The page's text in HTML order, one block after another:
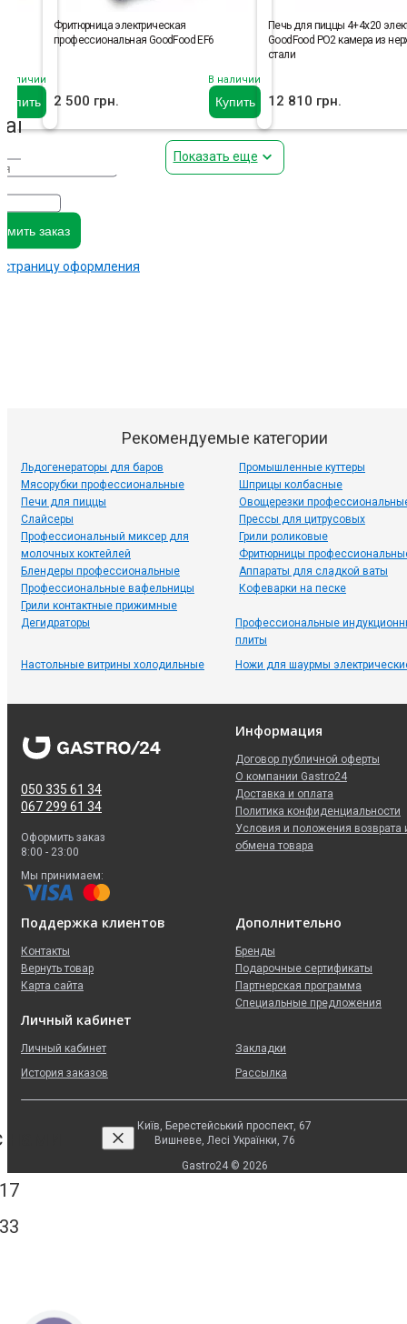
Купить
наличии
Купить
Фритюрница электрическая
профессиональная GoodFood EF6
В наличии
2 500 грн.
Печь для пиццы 4+4х20
GoodFood PO2 камера из
стали
12 810 грн.
Показать еще
заказ
страницу оформления
Рекомендуемые категории
Льдогенераторы для баров
Мясорубки профессиональные
Печи для пиццы
Слайсеры
Промышленные куттеры
Шприцы колбасные
Овощерезки
Прессы для цитрусовых
Профессиональный миксер для
молочных коктейлей
Блендеры профессиональные
Профессиональные вафельницы
Грили контактные прижимные
Грили роликовые
Фритюрницы
Аппараты для сладкой ваты
Кофеварки на песке
Дегидраторы
Настольные витрины холодильные
Профессиональные
плиты
Ножи для шаурмы
050 335 61 34
067 299 61 34
Оформить заказ
8:00 - 23:00
Мы принимаем:
Информация
Договор публичной оферты
О компании Gastro24
Доставка и оплата
Политика конфиденциальности
Условия и положения возврата
обмена товара
Поддержка клиентов
Контакты
Вернуть товар
Карта сайта
Дополнительно
Бренды
Подарочные сертификаты
Партнерская программа
Специальные предложения
Личный кабинет
Личный кабинет
История заказов
Закладки
Рассылка
Київ, Берестейський проспект, 67
Вишневе, Лесі Українки, 76
Gastro24 © 2026